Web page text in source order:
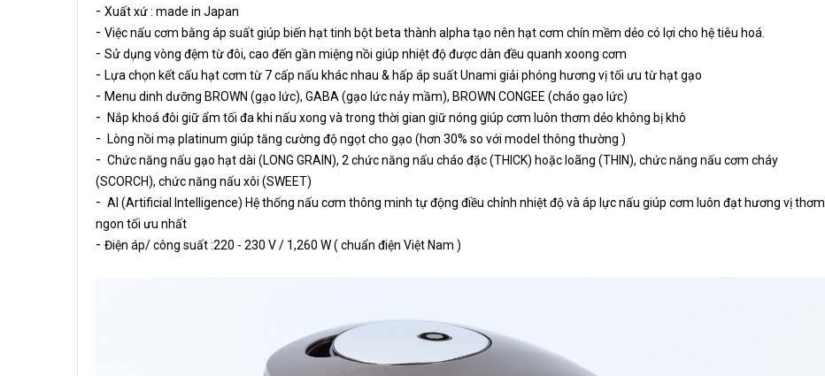
- Xuất xứ : made in Japan
- Việc nấu cơm bằng áp suất giúp biến hạt tinh bột beta thành alpha tạo nên hạt cơm chín mềm dẻo có lợi cho hệ tiêu hoá.
- Sử dụng vòng đệm từ đôi, cao đến gần miệng nồi giúp nhiệt độ được dàn đều quanh xoong cơm
- Lựa chọn kết cấu hạt cơm từ 7 cấp nấu khác nhau & hấp áp suất Unami giải phóng hương vị tối ưu từ hạt gạo
- Menu dinh dưỡng BROWN (gạo lức), GABA (gạo lức nảy mầm), BROWN CONGEE (cháo gạo lức)
- Nắp khoá đôi giữ ẩm tối đa khi nấu xong và trong thời gian giữ nóng giúp cơm luôn thơm dẻo không bị khô
- Lòng nồi mạ platinum giúp tăng cường độ ngọt cho gạo (hơn 30% so với model thông thường )
- Chức năng nấu gạo hạt dài (LONG GRAIN), 2 chức năng nấu cháo đặc (THICK) hoặc loãng (THIN), chức năng nấu cơm cháy
(SCORCH), chức năng nấu xôi (SWEET)
- AI (Artificial Intelligence) Hệ thống nấu cơm thông minh tự động điều chỉnh nhiệt độ và áp lực nấu giúp cơm luôn đạt hương vị thơm
ngon tối ưu nhất
- Điện áp/ công suất :220 - 230 V / 1,260 W ( chuẩn điện Việt Nam )